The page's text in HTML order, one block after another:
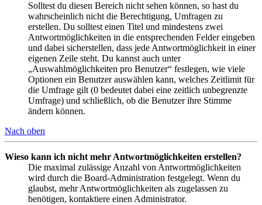
Solltest du diesen Bereich nicht sehen können, so hast du
wahrscheinlich nicht die Berechtigung, Umfragen zu
erstellen. Du solltest einen Titel und mindestens zwei
Antwortmöglichkeiten in die entsprechenden Felder eingeben
und dabei sicherstellen, dass jede Antwortmöglichkeit in einer
eigenen Zeile steht. Du kannst auch unter
„Auswahlmöglichkeiten pro Benutzer“ festlegen, wie viele
Optionen ein Benutzer auswählen kann, welches Zeitlimit für
die Umfrage gilt (0 bedeutet dabei eine zeitlich unbegrenzte
Umfrage) und schließlich, ob die Benutzer ihre Stimme
ändern können.
Nach oben
Wieso kann ich nicht mehr Antwortmöglichkeiten erstellen?
Die maximal zulässige Anzahl von Antwortmöglichkeiten
wird durch die Board-Administration festgelegt. Wenn du
glaubst, mehr Antwortmöglichkeiten als zugelassen zu
benötigen, kontaktiere einen Administrator.